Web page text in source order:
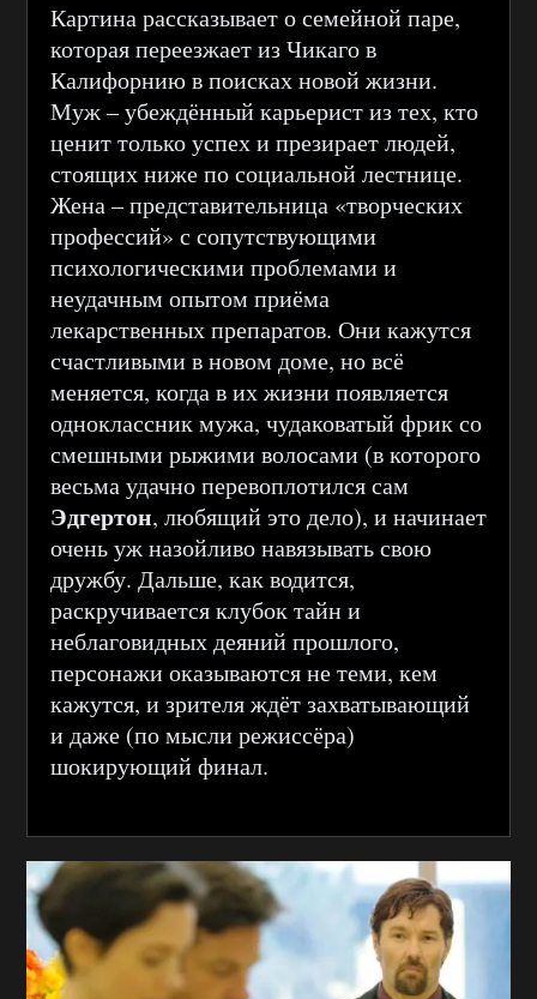
Картина рассказывает о семейной паре,
которая переезжает из Чикаго в
Калифорнию в поисках новой жизни.
Муж – убеждённый карьерист из тех, кто
ценит только успех и презирает людей,
стоящих ниже по социальной лестнице.
Жена – представительница «творческих
профессий» с сопутствующими
психологическими проблемами и
неудачным опытом приёма
лекарственных препаратов. Они кажутся
счастливыми в новом доме, но всё
меняется, когда в их жизни появляется
одноклассник мужа, чудаковатый фрик со
смешными рыжими волосами (в которого
весьма удачно перевоплотился сам
Эдгертон, любящий это дело), и начинает
очень уж назойливо навязывать свою
дружбу. Дальше, как водится,
раскручивается клубок тайн и
неблаговидных деяний прошлого,
персонажи оказываются не теми, кем
кажутся, и зрителя ждёт захватывающий
и даже (по мысли режиссёра)
шокирующий финал.